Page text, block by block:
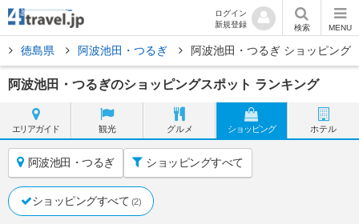
ログイン
新規登録
検索 MENU
徳島県 阿波池田・つるぎ 阿波池田・つるぎ ショッピング
阿波池田・つるぎのショッピングスポット ランキング
エリアガイド 観光 グルメ ショッピング ホテル
阿波池田・つるぎ ショッピングすべて
ショッピングすべて (2)